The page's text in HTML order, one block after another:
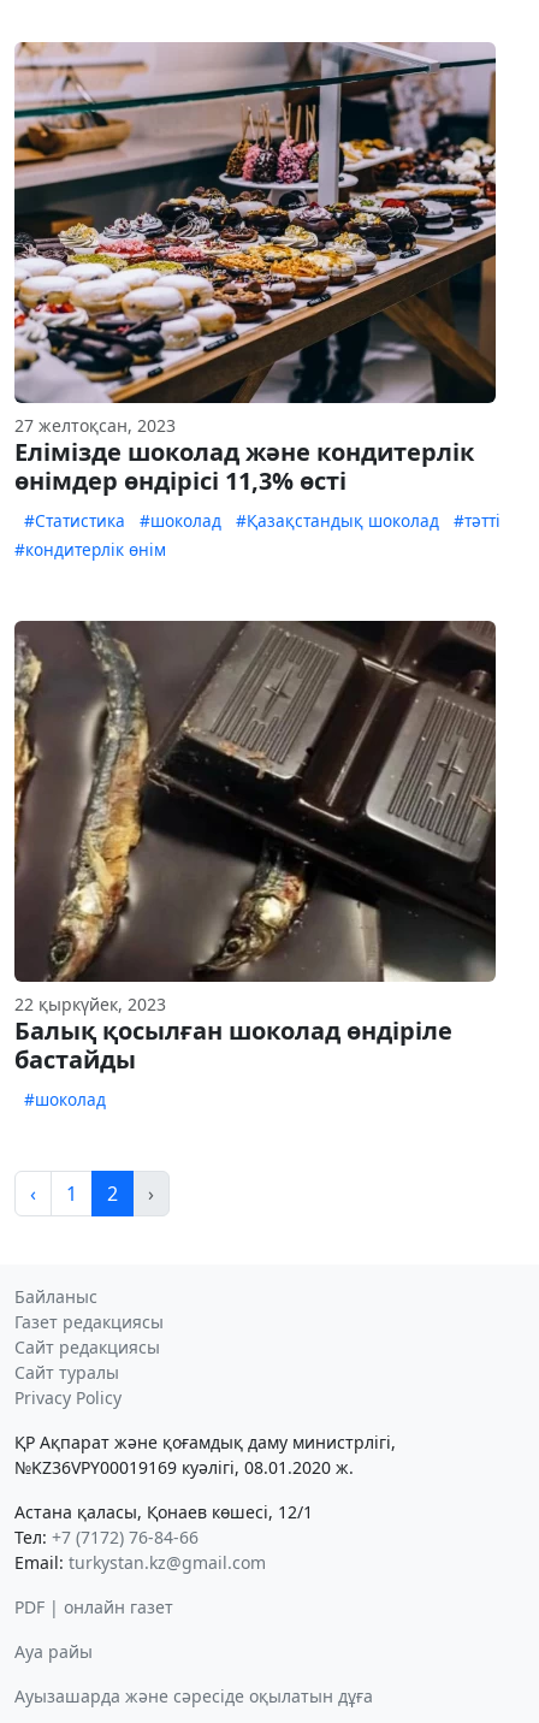
27 желтоқсан, 2023
Елімізде шоколад және кондитерлік
өнімдер өндірісі 11,3% өсті
#Статистика #шоколад #Қазақстандық шоколад
#тәтті
#кондитерлік өнім
22 қыркүйек, 2023
Балық қосылған шоколад өндіріле
бастайды
#шоколад
‹ 1 2 ›
Байланыс
Газет редакциясы
Сайт редакциясы
Сайт туралы
Privacy Policy
ҚР Ақпарат және қоғамдық даму министрлігі,
№KZ36VPY00019169 куәлігі, 08.01.2020 ж.
Астана қаласы, Қонаев көшесі, 12/1
Тел: +7 (7172) 76-84-66
Email: turkystan.kz@gmail.com
PDF | онлайн газет
Ауа райы
Ауызашарда және сәресіде оқылатын дұға